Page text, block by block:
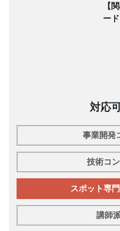
【
ード
対応
事業開発
技術コ
スポット専
講師